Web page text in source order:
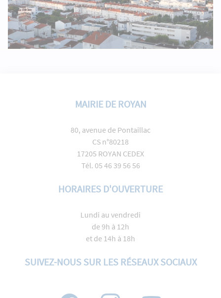
MAIRIE DE ROYAN
80, avenue de Pontaillac
CS n°80218
17205 ROYAN CEDEX
Tél. 05 46 39 56 56
HORAIRES D'OUVERTURE
Lundi au vendredi
de 9h à 12h
et de 14h à 18h
SUIVEZ-NOUS SUR LES RÉSEAUX SOCIAUX